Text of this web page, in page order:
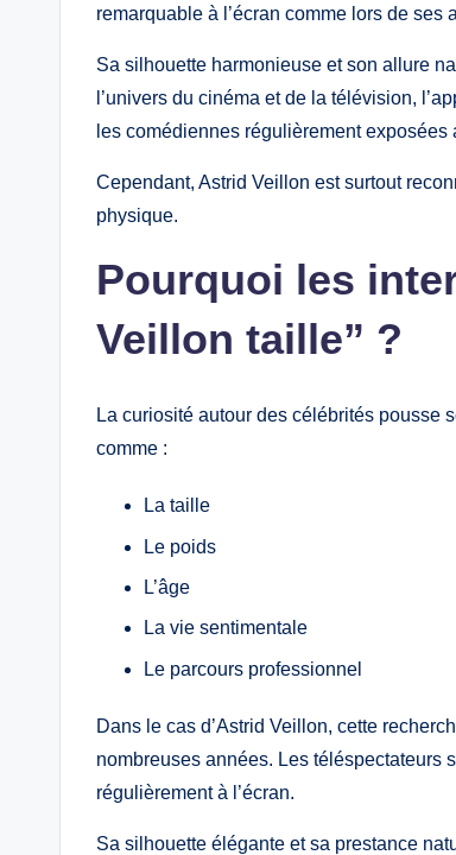
remarquable à l’écran comme lors de ses
Sa silhouette harmonieuse et son allure
l’univers du cinéma et de la télévision,
les comédiennes régulièrement exposées
Cependant, Astrid Veillon est surtout
physique.
Pourquoi les
Veillon taille” ?
La curiosité autour des célébrités pousse
comme :
La taille
Le poids
L’âge
La vie sentimentale
Le parcours professionnel
Dans le cas d’Astrid Veillon, cette
nombreuses années. Les téléspectateurs
régulièrement à l’écran.
Sa silhouette élégante et sa prestance